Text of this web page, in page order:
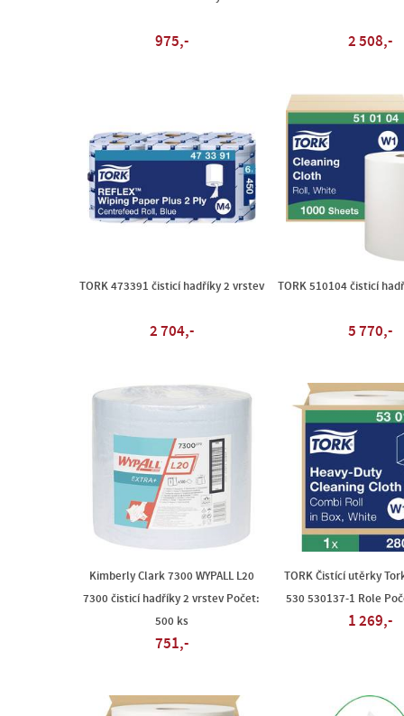
975,- 2 508,-
TORK 473391 čisticí hadříky 2 vrstev
2 704,-
TORK 510104 čisticí
5 770,-
Kimberly Clark 7300 WYPALL L20
7300 čisticí hadříky 2 vrstev Počet:
500 ks
751,-
TORK Čistící utěrky
530 530137-1 Role
1 269,-